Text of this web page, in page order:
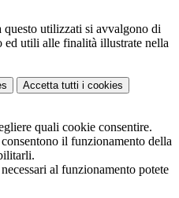
utilizzati si avvalgono di
ed utili alle finalità illustrate nella
Accetta tutti i cookies
quali cookie consentire.
il funzionamento della
al funzionamento potete